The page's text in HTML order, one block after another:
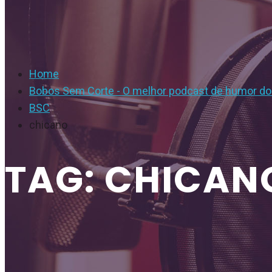
Home
Bobos Sem Corte - O melhor podcast de humor
BSC
chicano
TAG: